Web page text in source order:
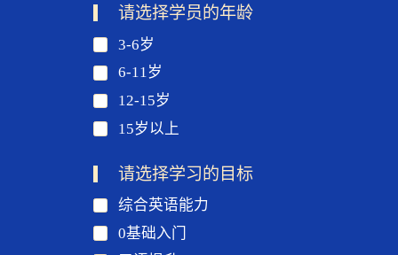
请选择学员的年龄
3-6岁
6-11岁
12-15岁
15岁以上
请选择学习的目标
综合英语能力
0基础入门